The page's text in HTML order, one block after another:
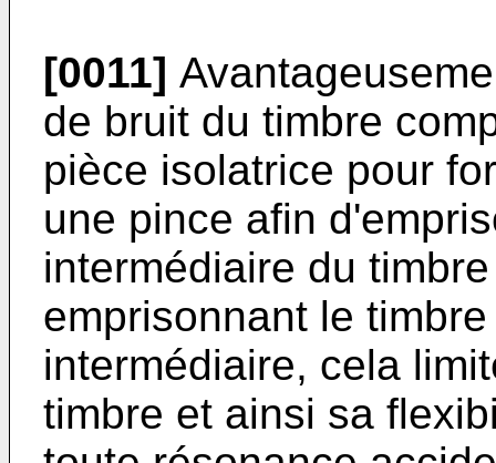
[0011]
de bruit du timbre
pièce isolatrice pour
une pince afin
intermédiaire du
emprisonnant le
intermédiaire, cela
timbre et ainsi sa